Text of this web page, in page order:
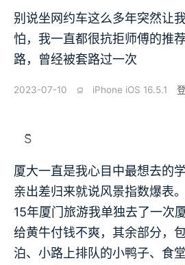
别说坐网约车这么多年突然让
怕，我一直都很抗拒师傅的推
路，曾经被套路过一次
2023-07-10 ⫑ iPhone iOS 16.5.1
S̆̈
厦大一直是我心目中最想去的
亲出差归来就说风景指数爆表
15年厦门旅游我单独去了一次
给黄牛付钱不爽，其余部分，
泊、小路上排队的小鸭子、食